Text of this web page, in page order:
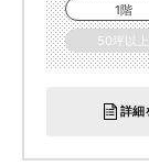
1階
50坪以上
詳細